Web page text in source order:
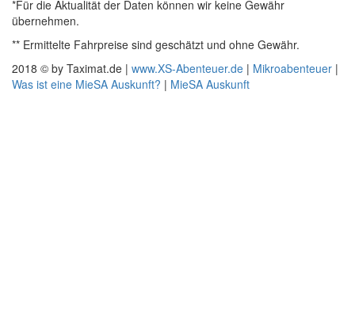
*Für die Aktualität der Daten können wir keine Gewähr
übernehmen.
** Ermittelte Fahrpreise sind geschätzt und ohne Gewähr.
2018 © by Taximat.de | www.XS-Abenteuer.de | Mikroabenteuer |
Was ist eine MieSA Auskunft? | MieSA Auskunft